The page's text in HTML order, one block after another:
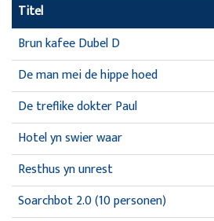
Titel
Brun kafee Dubel D
De man mei de hippe hoed
De treflike dokter Paul
Hotel yn swier waar
Resthus yn unrest
Soarchbot 2.0 (10 personen)